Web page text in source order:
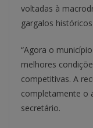
voltadas à
gargalos
“Agora o
melhores
competitivas. A
completamente o
secretário.